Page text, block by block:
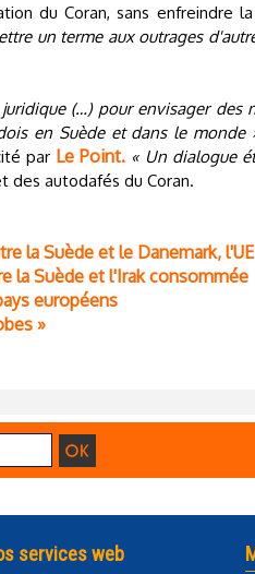
du Coran, sans enfreindre
un terme aux outrages
(…) pour envisager des
en Suède et dans le monde
par Le Point. « Un dialogue
des autodafés du Coran.
la Suède et le Danemark,
la Suède et l'Irak consommée
européens
»
services web